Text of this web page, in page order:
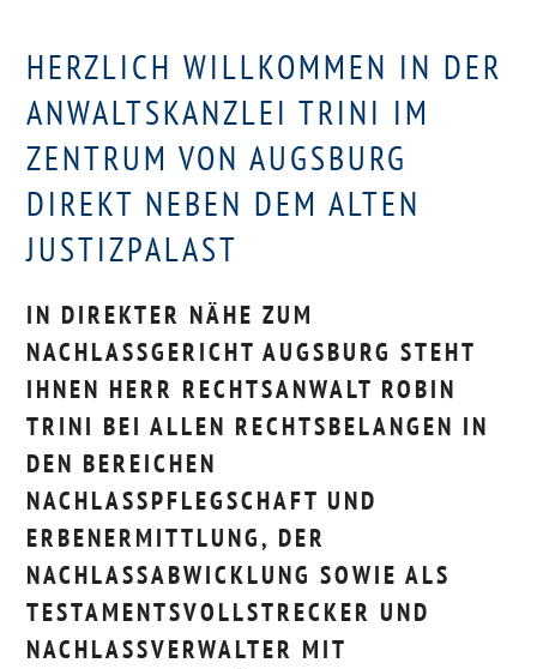
HERZLICH WILLKOMMEN IN DER
ANWALTSKANZLEI TRINI IM
ZENTRUM VON AUGSBURG
DIREKT NEBEN DEM ALTEN
JUSTIZPALAST
IN DIREKTER NÄHE ZUM
NACHLASSGERICHT AUGSBURG STEHT
IHNEN HERR RECHTSANWALT ROBIN
TRINI BEI ALLEN RECHTSBELANGEN IN
DEN BEREICHEN
NACHLASSPFLEGSCHAFT UND
ERBENERMITTLUNG, DER
NACHLASSABWICKLUNG SOWIE ALS
TESTAMENTSVOLLSTRECKER UND
NACHLASSVERWALTER MIT